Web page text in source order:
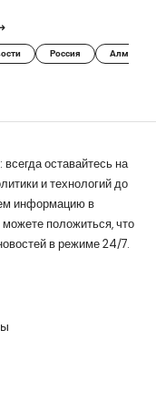
Россия Алматы
оставайтесь на
и технологий до
информацию в
положиться, что
в режиме 24/7.